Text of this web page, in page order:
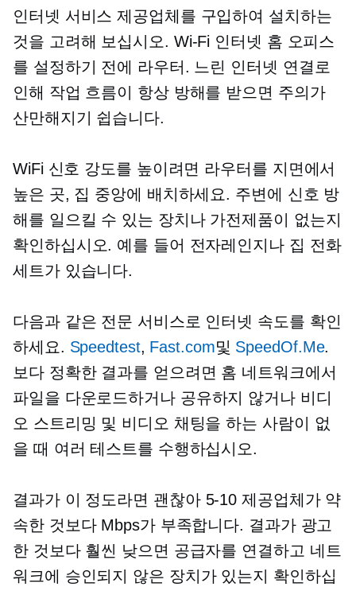
인터넷 서비스 제공업체를 구입하여 설치하는
것을 고려해 보십시오. Wi-Fi 인터넷 홈 오피스
를 설정하기 전에 라우터. 느린 인터넷 연결로
인해 작업 흐름이 항상 방해를 받으면 주의가
산만해지기 쉽습니다.
WiFi 신호 강도를 높이려면 라우터를 지면에서
높은 곳, 집 중앙에 배치하세요. 주변에 신호 방
해를 일으킬 수 있는 장치나 가전제품이 없는지
확인하십시오. 예를 들어 전자레인지나 집 전화
세트가 있습니다.
다음과 같은 전문 서비스로 인터넷 속도를 확인
하세요. Speed​​test, Fast.com및 SpeedOf.Me.
보다 정확한 결과를 얻으려면 홈 네트워크에서
파일을 다운로드하거나 공유하지 않거나 비디
오 스트리밍 및 비디오 채팅을 하는 사람이 없
을 때 여러 테스트를 수행하십시오.
결과가 이 정도라면 괜찮아 5-10 제공업체가 약
속한 것보다 Mbps가 부족합니다. 결과가 광고
한 것보다 훨씬 낮으면 공급자를 연결하고 네트
워크에 승인되지 않은 장치가 있는지 확인하십